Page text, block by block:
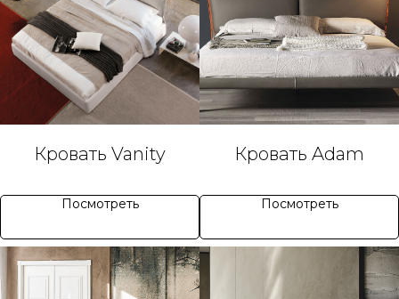
Кровать Vanity
Посмотреть
Кровать Adam
Посмотреть